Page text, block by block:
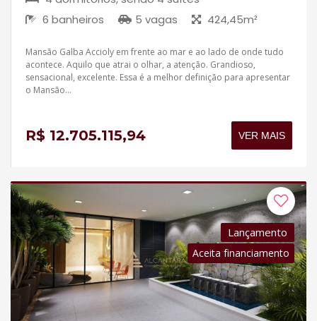
6 banheiros
5 vagas 424,45m²
Mansão Galba Accioly em frente ao mar e ao lado de onde tudo
acontece. Aquilo que atrai o olhar, a atenção. Grandioso,
sensacional, excelente. Essa é a melhor definição para apresentar
o Mansão...
R$ 12.705.115,94 VER MAIS
Lançamento
Aceita financiamento